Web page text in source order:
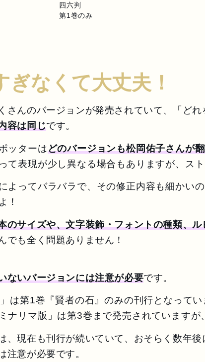
四六判
第1巻のみ
ぎなくて大丈夫！
さんのバージョンが発売されていて、「ど
容は同じです。
ッターは どのバージョンも松岡佑子さんが
て表現が少し異なる場合もありますが、ス
よってバラバラで、その修正内容も細かい
！
のサイズや、文字装飾・フォントの種類、
でも全く問題ありません！
ないバージョンには注意が必要です。
」は第1巻『賢者の石』のみの刊行となって
ミナリマ版」は第3巻まで発売されています
、現在も刊行が続いていて、おそらく数年
注意が必要です。